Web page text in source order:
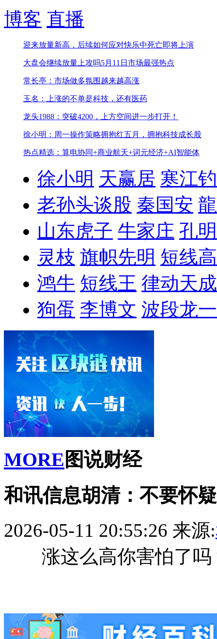
博客 直播
迎来放量新高，后续如何应对快乐中死亡即将上演
大盘会继续放量上攻吗5月11日市场最强热点
常长亭：市场做多氛围越来越高涨
玉名：上涨的不单是科技，还有医药
龙头1988：突破4200，上方空间进一步打开！
徐小明：周一操作策略拥抱红五月，拥抱科技成长股
热点精选：算电协同+商业航天+词元经济+AI智能体
徐小明 天赢居 寒江
老孙头谈股 秦国安
山东虎子 牛家庄 孔
灵枝 旗帜先明 短线
鸿牛 短线王 律动天成
狗蛋 李博文 波段龙一
MORE 图说财经
和讯信息胡清：不要怀
2026-05-11 20:55:26 来源:
涨这么高你害怕了吗